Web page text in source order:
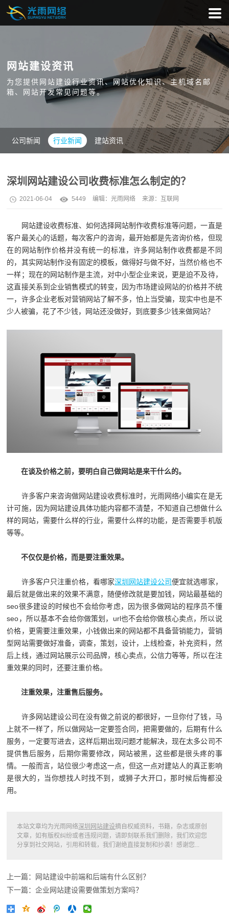
网站建设资讯
为您提供网站建设行业资讯、网站优化知识、主机域名邮
箱、网站开发常见问题等。
公司新闻 行业新闻 建站资讯
深圳网站建设公司收费标准怎么制定的？
2021-06-04 5449 编辑：光雨网络 来源：互联网
网站建设收费标准、如何选择网站制作收费标准等问题，一直是
客户最关心的话题，每次客户的咨询，最开始都是先咨询价格，但现
在的网站制作价格并没有统一的标准，许多网站制作收费都是不同
的，其实网站制作没有固定的模板，做得好与做不好，当然价格也不
一样；现在的网站制作是主流，对中小型企业来说，更是迫不及待，
这直接关系到企业销售模式的转变，因为市场建设网站的价格并不统
一，许多企业老板对营销网站了解不多，怕上当受骗，现实中也是不
少人被骗，花了不少钱，网站还没做好，到底要多少钱来做网站？
在谈及价格之前，要明白自己做网站是来干什么的。
许多客户来咨询做网站建设收费标准时，光雨网络小编实在是无
计可施，因为网站建设具体功能内容都不清楚，不知道自己想做什么
样的网站，需要什么样的行业，需要什么样的功能，是否需要手机版
等等。
不仅仅是价格，而是要注重效果。
许多客户只注重价格，看哪家深圳网站建设公司便宜就选哪家，
最后就是做出来的效果不满意，随便修改就是要加钱，网站最基础的
seo很多建设的时候也不会给你考虑，因为很多做网站的程序员不懂
seo，所以基本不会给你做策划，url也不会给你做核心卖点，所以说
价格，更需要注重效果，小钱做出来的网站都不具备营销能力，营销
型网站需要做好准备，调查，策划，设计，上线检查，补充资料，然
后上线，通过网站展示公司品牌，核心卖点，公信力等等，所以在注
重效果的同时，还要注重价格。
注重效果，注重售后服务。
许多网站建设公司在没有做之前说的都很好，一旦你付了钱，马
上就不一样了，所以做网站一定要签合同，把需要做的，后期有什么
服务，一定要写进去，这样后期出现问题才能解决，现在太多公司不
提供售后服务，后期你需要修改，网站被黑，这些都是很头疼的事
情。一般而言，站位很少考虑这一点，但这一点对建站人的真正影响
是很大的，当你想找人时找不到，或狮子大开口，那时候后悔都没
用。
本站文章均为光雨网络深圳网站建设摘自权威资料，书籍，杂志或原创
文章，如有版权纠纷或者违规问题，请即刻联系我们删除，我们欢迎您
分享到社交网站，引用和转载，我们谢绝直接复制和抄袭！感谢您...
上一篇：网站建设中前端和后端有什么区别？
下一篇：企业网站建设需要做策划方案吗？